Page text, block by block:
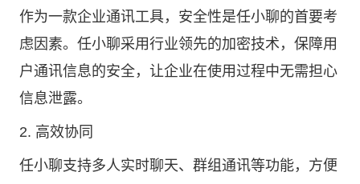
作为一款企业通讯工具，安全性是任小聊的首要考
虑因素。任小聊采用行业领先的加密技术，保障用
户通讯信息的安全，让企业在使用过程中无需担心
信息泄露。
2. 高效协同
任小聊支持多人实时聊天、群组通讯等功能，方便